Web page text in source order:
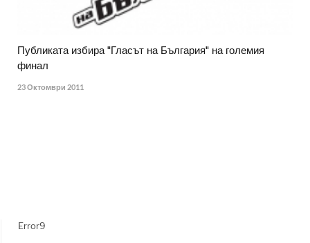
Публиката избира "Гласът на България" на големия
финал
23 Октомври 2011
Error9